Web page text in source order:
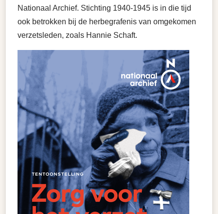
Nationaal Archief. Stichting 1940-1945 is in die tijd
ook betrokken bij de herbegrafenis van omgekomen
verzetsleden, zoals Hannie Schaft.